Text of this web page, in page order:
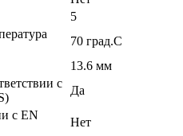
5
70 град.C
13.6 мм
с
Да
с EN
Нет